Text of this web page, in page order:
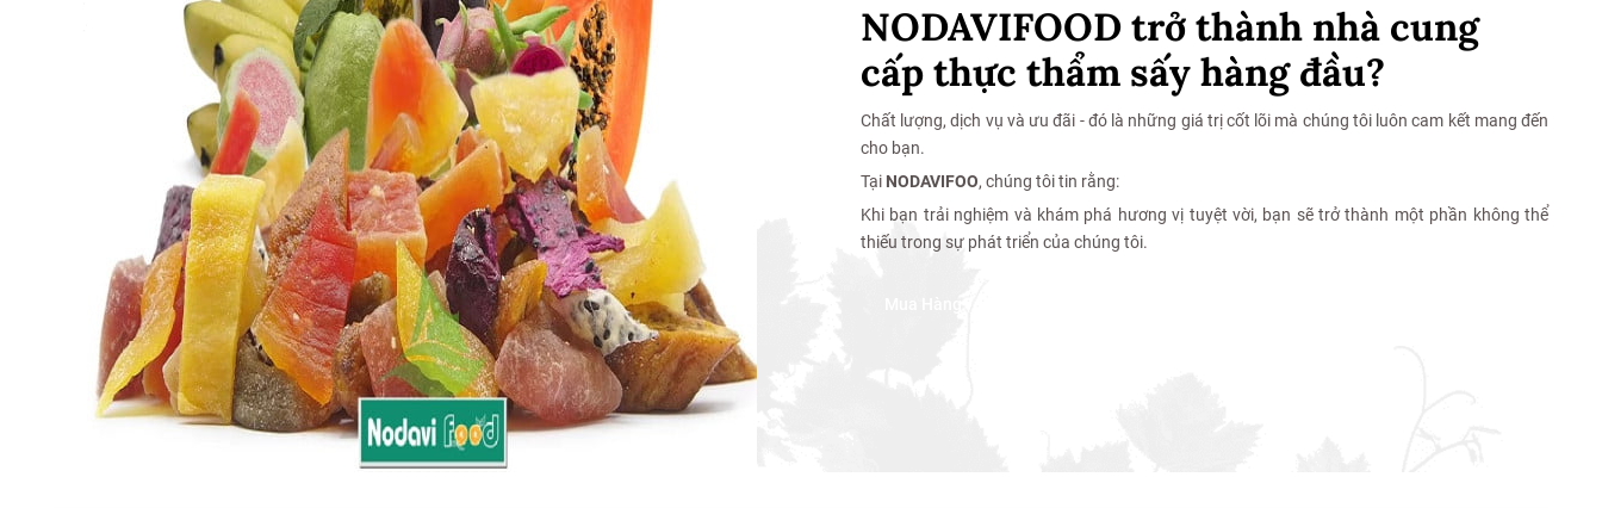
NODAVIFOOD trở thành nhà cung
cấp thực thẩm sấy hàng đầu?
Chất lượng, dịch vụ và ưu đãi - đó là những giá trị cốt lõi mà chúng tôi luôn cam kết mang đến
cho bạn.
Tại NODAVIFOO, chúng tôi tin rằng:
Khi bạn trải nghiệm và khám phá hương vị tuyệt vời, bạn sẽ trở thành một phần không thể
thiếu trong sự phát triển của chúng tôi.